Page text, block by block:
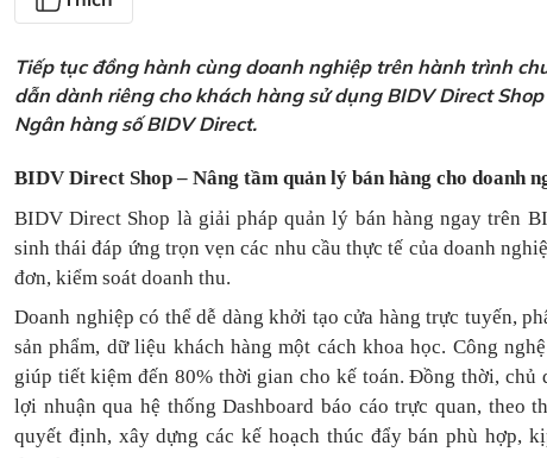
Tiếp tục đồng hành cùng doanh nghiệp trên hành trình
dẫn dành riêng cho khách hàng sử dụng BIDV Direct
Ngân hàng số BIDV Direct.
BIDV Direct Shop – Nâng tầm quản lý bán hàng cho doanh
BIDV Direct Shop là giải pháp quản lý bán hàng ngay trên
sinh thái đáp ứng trọn vẹn các nhu cầu thực tế của doanh
đơn, kiểm soát doanh thu.
Doanh nghiệp có thể dễ dàng khởi tạo cửa hàng trực tuyến,
sản phẩm, dữ liệu khách hàng một cách khoa học. Công
giúp tiết kiệm đến 80% thời gian cho kế toán. Đồng thời, chủ
lợi nhuận qua hệ thống Dashboard báo cáo trực quan, theo
quyết định, xây dựng các kế hoạch thúc đẩy bán phù hợp,